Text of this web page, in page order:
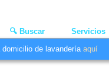
🔍 Buscar Servicios
de lavandería aquí